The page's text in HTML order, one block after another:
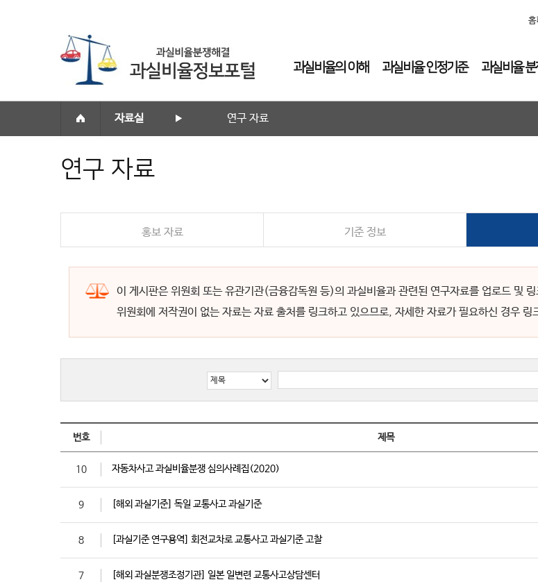
홈
과실비율의 이해 과실비율 인정기준 과실비율
자료실 ▶ 연구 자료
연구 자료
홍보 자료 기준 정보
이 게시판은 위원회 또는 유관기관(금융감독원 등)의 과실비율과 관련된 연구자료를 업로드 및
위원회에 저작권이 없는 자료는 자료 출처를 링크하고 있으므로, 자세한 자료가 필요하신 경우
번호 제목
10 자동차사고 과실비율분쟁 심의사례집(2020)
9 [해외 과실기준] 독일 교통사고 과실기준
8 [과실기준 연구용역] 회전교차로 교통사고 과실기준 고찰
7 [해외 과실분쟁조정기관] 일본 일변련 교통사고상담센터